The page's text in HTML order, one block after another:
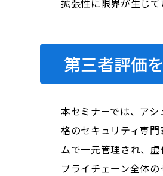
拡張性に限界が生じて
第三者評価
本セミナーでは、ア
格のセキュリティ専
ムで一元管理され、
プライチェーン全体